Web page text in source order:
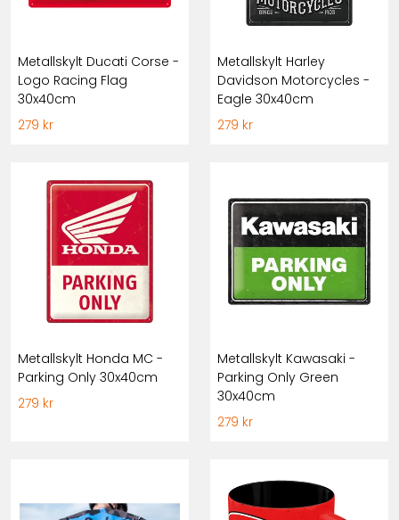
Metallskylt Ducati Corse -
Logo Racing Flag
30x40cm
279 kr
Metallskylt Harley
Davidson Motorcycles -
Eagle 30x40cm
279 kr
Metallskylt Honda MC -
Parking Only 30x40cm
279 kr
Metallskylt Kawasaki -
Parking Only Green
30x40cm
279 kr